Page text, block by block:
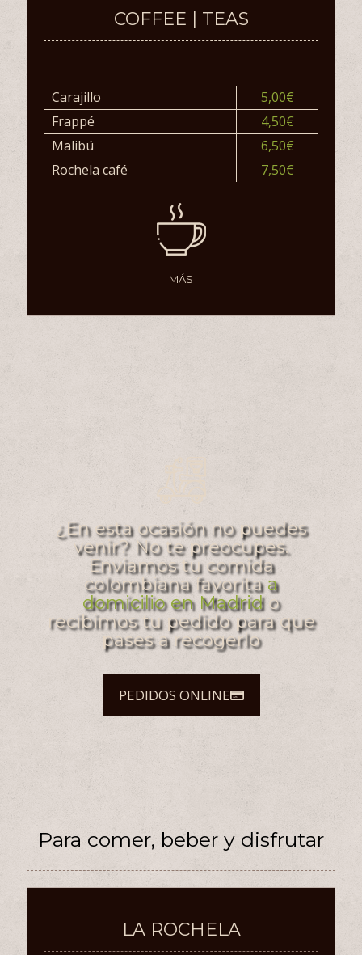
COFFEE | TEAS
Carajillo
5,00€
Frappé
4,50€
Malibú
6,50€
Rochela café
7,50€
MÁS
¿En esta ocasión no puedes
venir? No te preocupes.
Enviamos tu comida
colombiana favoritaa
domicilio en Madrido
recibimos tu pedido para que
pases a recogerlo
PEDIDOS ONLINE
Para comer, beber y disfrutar
LA ROCHELA